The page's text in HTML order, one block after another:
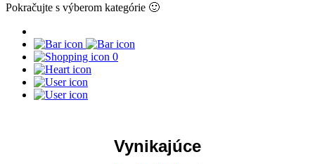
Pokračujte s výberom kategórie 🙂
0
Vynikajúce